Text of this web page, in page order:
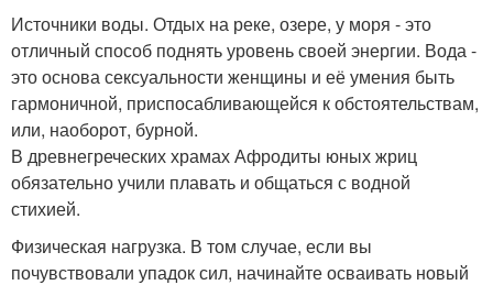
Источники воды. Отдых на реке, озере, у моря - это
отличный способ поднять уровень своей энергии. Вода -
это основа сексуальности женщины и её умения быть
гармоничной, приспосабливающейся к обстоятельствам,
или, наоборот, бурной.
В древнегреческих храмах Афродиты юных жриц
обязательно учили плавать и общаться с водной
стихией.
Физическая нагрузка. В том случае, если вы
почувствовали упадок сил, начинайте осваивать новый